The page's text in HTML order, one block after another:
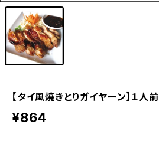
【タイ風焼きとりガイヤーン】１人前
¥864